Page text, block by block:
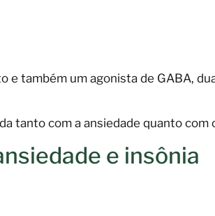
também um agonista de GABA,
tanto com a ansiedade quanto com
e insônia